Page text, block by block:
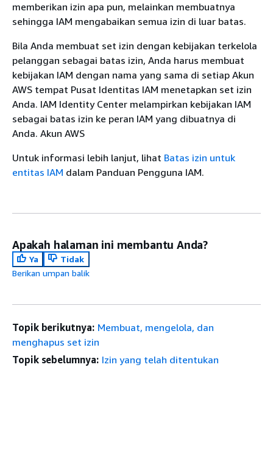
memberikan izin apa pun, melainkan membuatnya
sehingga IAM mengabaikan semua izin di luar batas.
Bila Anda membuat set izin dengan kebijakan terkelola
pelanggan sebagai batas izin, Anda harus membuat
kebijakan IAM dengan nama yang sama di setiap Akun
AWS tempat Pusat Identitas IAM menetapkan set izin
Anda. IAM Identity Center melampirkan kebijakan IAM
sebagai batas izin ke peran IAM yang dibuatnya di
Anda. Akun AWS
Untuk informasi lebih lanjut, lihat Batas izin untuk
entitas IAM dalam Panduan Pengguna IAM.
Apakah halaman ini membantu Anda?
Ya
Tidak
Berikan umpan balik
Topik berikutnya: Membuat, mengelola, dan
menghapus set izin
Topik sebelumnya: Izin yang telah ditentukan